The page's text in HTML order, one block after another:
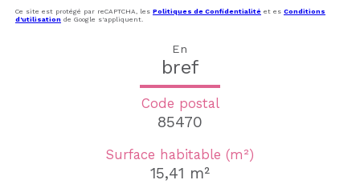
Ce site est protégé par reCAPTCHA, les Politiques de Confidentialité et es Conditions
d'utilisation de Google s'appliquent.
En
bref
Code postal
85470
Surface habitable (m²)
15,41 m²